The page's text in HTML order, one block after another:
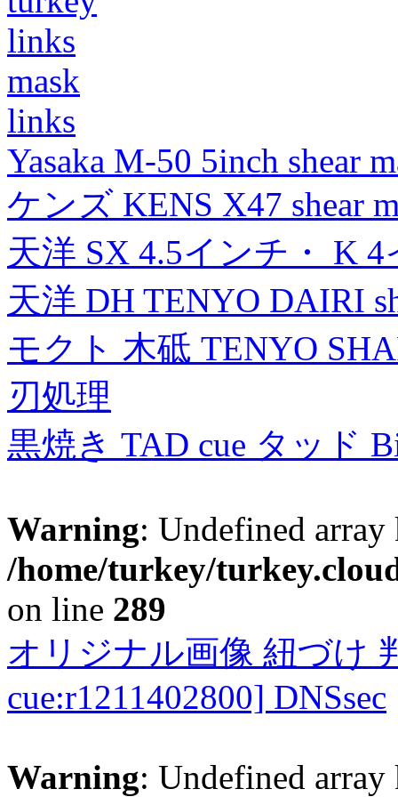
links
mask
links
Yasaka M-50 5inch shear
ケンズ KENS X47 shear
天洋 SX 4.5インチ・ K
天洋 DH TENYO DAIRI
モクト 木砥 TENYO
刃処理
黒焼き TAD cue タッド
Warning: Undefined
/home/turkey/
on line 289
オリジナル画像 紐づけ
cue:r1211402800] DNSsec
Warning: Undefined